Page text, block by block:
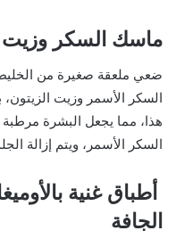
ماسك السكر وزيت
ضعي ملعقة صغيرة من
السكر الأسمر وزيت
هذا، مما يجعل البشرة
السكر الأسمر، ويتم إزالة
الجافة